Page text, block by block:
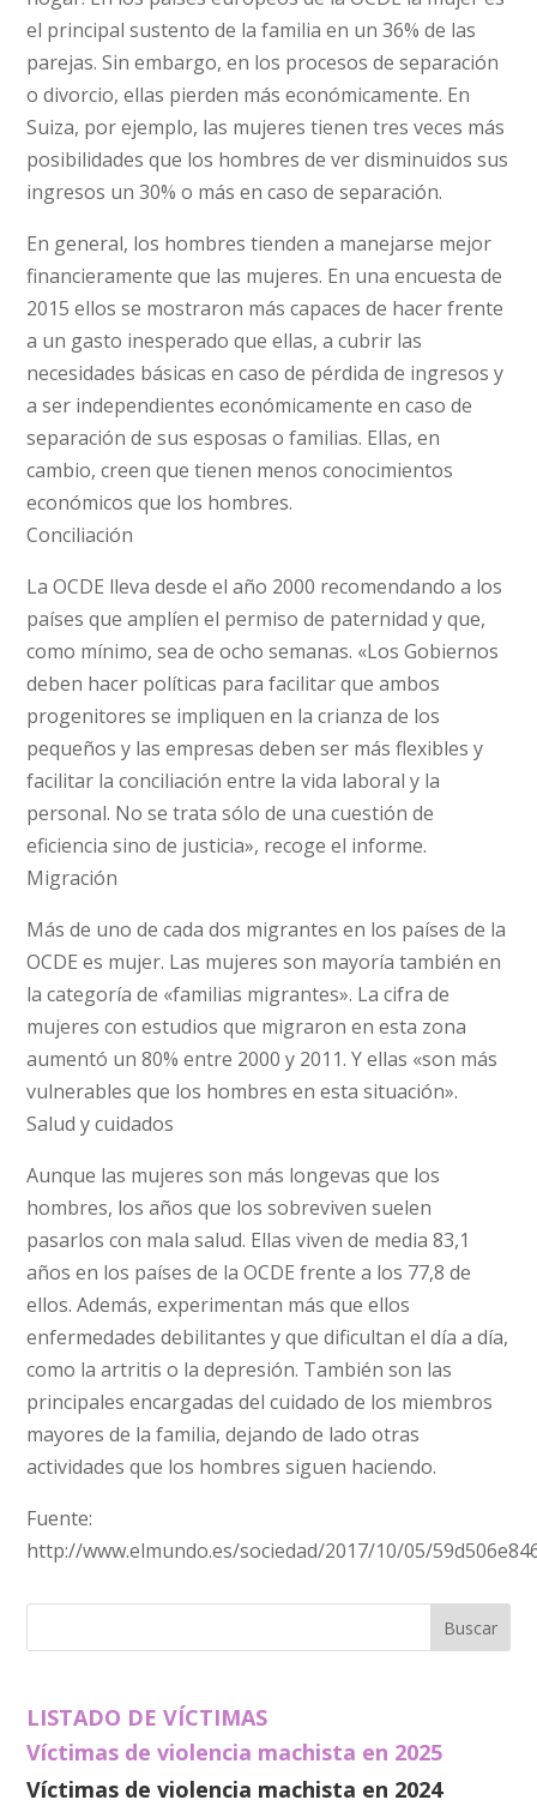
el principal sustento de la familia en un 36% de las
parejas. Sin embargo, en los procesos de separación
o divorcio, ellas pierden más económicamente. En
Suiza, por ejemplo, las mujeres tienen tres veces más
posibilidades que los hombres de ver disminuidos sus
ingresos un 30% o más en caso de separación.
En general, los hombres tienden a manejarse mejor
financieramente que las mujeres. En una encuesta de
2015 ellos se mostraron más capaces de hacer frente
a un gasto inesperado que ellas, a cubrir las
necesidades básicas en caso de pérdida de ingresos y
a ser independientes económicamente en caso de
separación de sus esposas o familias. Ellas, en
cambio, creen que tienen menos conocimientos
económicos que los hombres.
Conciliación
La OCDE lleva desde el año 2000 recomendando a los
países que amplíen el permiso de paternidad y que,
como mínimo, sea de ocho semanas. «Los Gobiernos
deben hacer políticas para facilitar que ambos
progenitores se impliquen en la crianza de los
pequeños y las empresas deben ser más flexibles y
facilitar la conciliación entre la vida laboral y la
personal. No se trata sólo de una cuestión de
eficiencia sino de justicia», recoge el informe.
Migración
Más de uno de cada dos migrantes en los países de la
OCDE es mujer. Las mujeres son mayoría también en
la categoría de «familias migrantes». La cifra de
mujeres con estudios que migraron en esta zona
aumentó un 80% entre 2000 y 2011. Y ellas «son más
vulnerables que los hombres en esta situación».
Salud y cuidados
Aunque las mujeres son más longevas que los
hombres, los años que los sobreviven suelen
pasarlos con mala salud. Ellas viven de media 83,1
años en los países de la OCDE frente a los 77,8 de
ellos. Además, experimentan más que ellos
enfermedades debilitantes y que dificultan el día a día,
como la artritis o la depresión. También son las
principales encargadas del cuidado de los miembros
mayores de la familia, dejando de lado otras
actividades que los hombres siguen haciendo.
Fuente:
http://www.elmundo.es/sociedad/2017/10/05/
LISTADO DE VÍCTIMAS
Víctimas de violencia machista en 2025
Víctimas de violencia machista en 2024